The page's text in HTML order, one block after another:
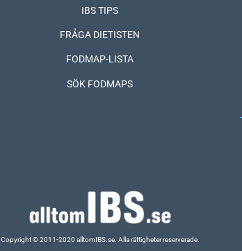
IBS TIPS
FRÅGA DIETISTEN
FODMAP-LISTA
SÖK FODMAPS
Copyright © 2011-2020 alltomIBS.se. Alla rättigheter reserverade.